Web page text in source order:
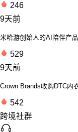
246
9天前
米哈游创始人的AI陪伴产
529
9天前
Crown Brands收购DTC内
542
跨境社群